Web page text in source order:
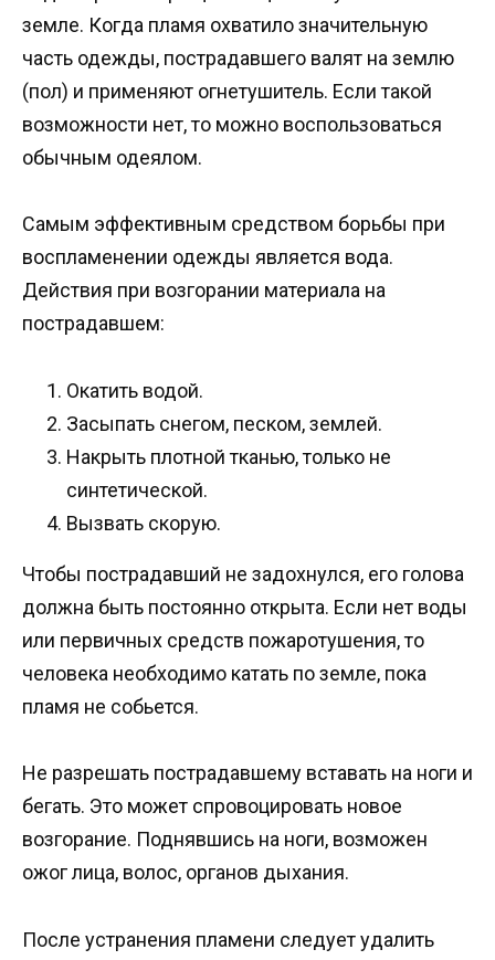
земле. Когда пламя охватило значительную
часть одежды, пострадавшего валят на землю
(пол) и применяют огнетушитель. Если такой
возможности нет, то можно воспользоваться
обычным одеялом.
Самым эффективным средством борьбы при
воспламенении одежды является вода.
Действия при возгорании материала на
пострадавшем:
Окатить водой.
Засыпать снегом, песком, землей.
Накрыть плотной тканью, только не
синтетической.
Вызвать скорую.
Чтобы пострадавший не задохнулся, его голова
должна быть постоянно открыта. Если нет воды
или первичных средств пожаротушения, то
человека необходимо катать по земле, пока
пламя не собьется.
Не разрешать пострадавшему вставать на ноги и
бегать. Это может спровоцировать новое
возгорание. Поднявшись на ноги, возможен
ожог лица, волос, органов дыхания.
После устранения пламени следует удалить